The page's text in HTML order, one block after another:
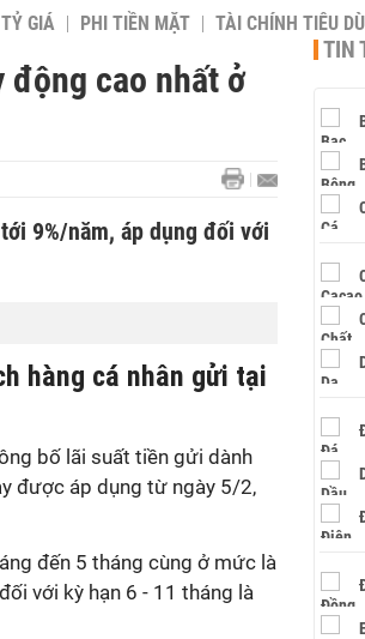
TỶ GIÁ PHI TIỀN MẶT TÀI CHÍNH TIÊU
động cao nhất ở
9%/năm, áp dụng đối với
hàng cá nhân gửi tại
bố lãi suất tiền gửi dành
được áp dụng từ ngày 5/2,
đến 5 tháng cùng ở mức là
với kỳ hạn 6 - 11 tháng là
TIN